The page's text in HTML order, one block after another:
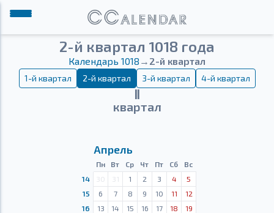
2-й квартал 1018 года
Календарь 1018 → 2-й квартал
1-й квартал 2-й квартал 3-й квартал 4-й квартал
Ⅱ
квартал
Апрель
Пн Вт Ср Чт Пт Сб
Вс
14
30 31 1 2 3 4
5
15
6 7 8 9 10 11
12
16
13 14 15 16 17 18
19